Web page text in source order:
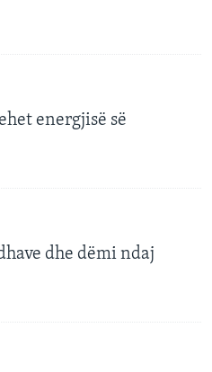
energjisë së
dhe dëmi ndaj